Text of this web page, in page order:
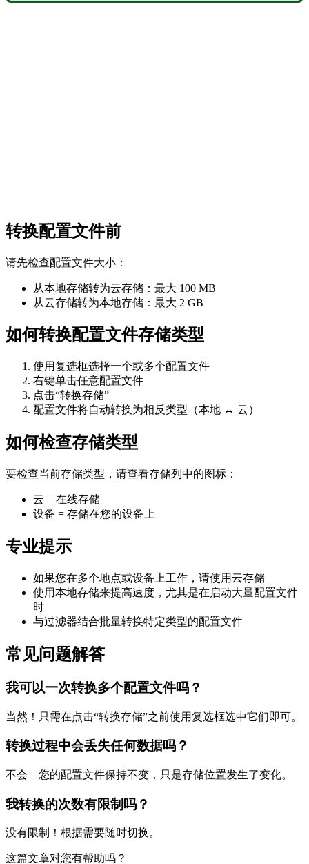
转换配置文件前
请先检查配置文件大小：
从本地存储转为云存储：最大 100 MB
从云存储转为本地存储：最大 2 GB
如何转换配置文件存储类型
使用复选框选择一个或多个配置文件
右键单击任意配置文件
点击“转换存储”
配置文件将自动转换为相反类型（本地 ↔ 云）
如何检查存储类型
要检查当前存储类型，请查看存储列中的图标：
云 = 在线存储
设备 = 存储在您的设备上
专业提示
如果您在多个地点或设备上工作，请使用云存储
使用本地存储来提高速度，尤其是在启动大量配置文件
时
与过滤器结合批量转换特定类型的配置文件
常见问题解答
我可以一次转换多个配置文件吗？
当然！只需在点击“转换存储”之前使用复选框选中它们即可。
转换过程中会丢失任何数据吗？
不会 – 您的配置文件保持不变，只是存储位置发生了变化。
我转换的次数有限制吗？
没有限制！根据需要随时切换。
这篇文章对您有帮助吗？